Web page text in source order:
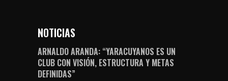
NOTICIAS
ARNALDO ARANDA: “YARACUYANOS ES UN
CLUB CON VISIÓN, ESTRUCTURA Y METAS
DEFINIDAS”